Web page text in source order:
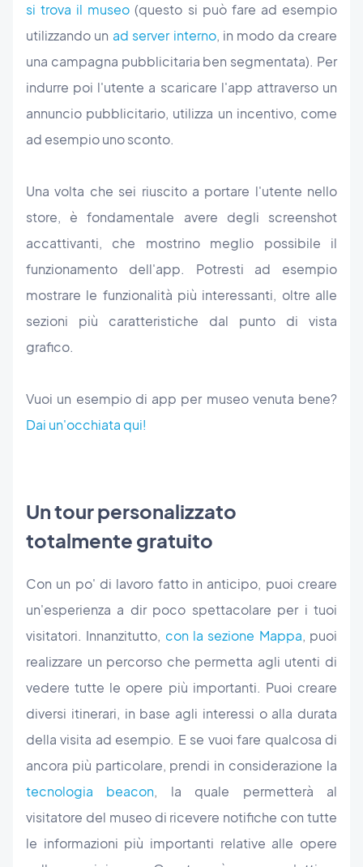
si trova il museo (questo si può fare ad esempio
utilizzando un ad server interno, in modo da creare
una campagna pubblicitaria ben segmentata). Per
indurre poi l'utente a scaricare l'app attraverso un
annuncio pubblicitario, utilizza un incentivo, come
ad esempio uno sconto.
Una volta che sei riuscito a portare l'utente nello
store, è fondamentale avere degli screenshot
accattivanti, che mostrino meglio possibile il
funzionamento dell'app. Potresti ad esempio
mostrare le funzionalità più interessanti, oltre alle
sezioni più caratteristiche dal punto di vista
grafico.
Vuoi un esempio di app per museo venuta bene?
Dai un'occhiata qui!
Un tour personalizzato
totalmente gratuito
Con un po' di lavoro fatto in anticipo, puoi creare
un'esperienza a dir poco spettacolare per i tuoi
visitatori. Innanzitutto, con la sezione Mappa, puoi
realizzare un percorso che permetta agli utenti di
vedere tutte le opere più importanti. Puoi creare
diversi itinerari, in base agli interessi o alla durata
della visita ad esempio. E se vuoi fare qualcosa di
ancora più particolare, prendi in considerazione la
tecnologia beacon, la quale permetterà al
visitatore del museo di ricevere notifiche con tutte
le informazioni più importanti relative alle opere